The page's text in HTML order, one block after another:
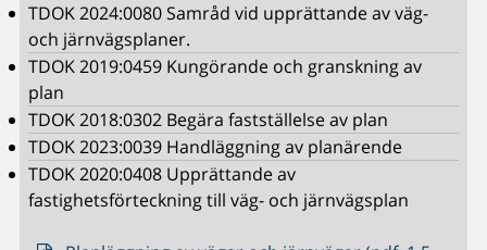
TDOK 2024:0080 Samråd vid upprättande av väg-
och järnvägsplaner.
TDOK 2019:0459 Kungörande och granskning av
plan
TDOK 2018:0302 Begära fastställelse av plan
TDOK 2023:0039 Handläggning av planärende
TDOK 2020:0408 Upprättande av
fastighetsförteckning till väg- och järnvägsplan